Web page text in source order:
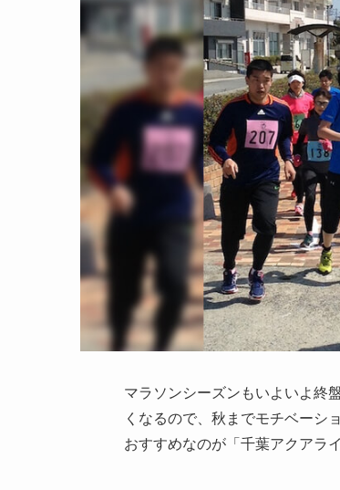
マラソンシーズンもいよいよ終
くなるので、秋までモチベーシ
おすすめなのが「千葉アクアラ